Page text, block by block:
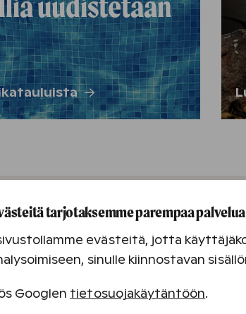
uudistetaan
tarjotaksemme parempaa palvelua
evästeitä, jotta
sinulle kiinnostavan
Googlen tietosuojakäytäntöön.